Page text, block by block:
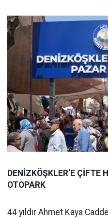
DENİZKÖŞKLER’E ÇİFTE
OTOPARK
44 yıldır Ahmet Kaya